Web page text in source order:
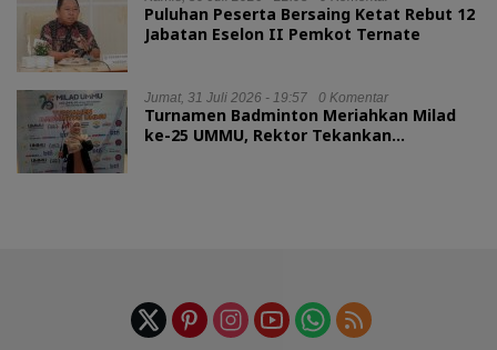
Puluhan Peserta Bersaing Ketat Rebut 12
Jabatan Eselon II Pemkot Ternate
Jumat, 31 Juli 2026 - 19:57 0 Komentar
Turnamen Badminton Meriahkan Milad
ke-25 UMMU, Rektor Tekankan